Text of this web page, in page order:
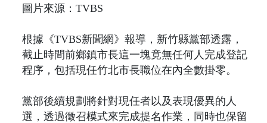
圖片來源：TVBS
根據《TVBS新聞網》報導，新竹縣黨部透露，
截止時間前鄉鎮市長這一塊竟無任何人完成登記
程序，包括現任竹北市長職位在內全數掛零。
黨部後續規劃將針對現任者以及表現優異的人
選，透過徵召模式來完成提名作業，同時也保留